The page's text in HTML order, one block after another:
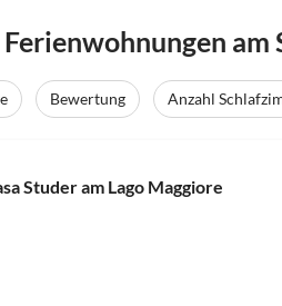
am
Bewertung Anzahl
Studer am Lago Maggiore